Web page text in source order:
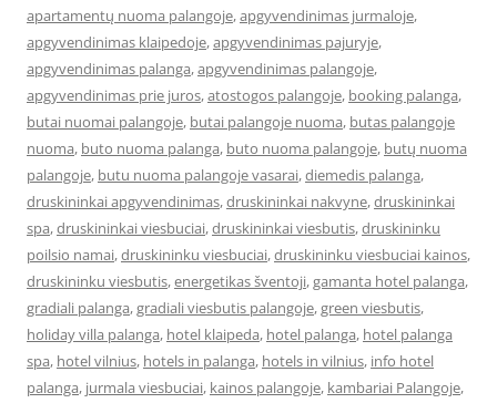
apartamentų nuoma palangoje,apgyvendinimas jurmaloje,
apgyvendinimas klaipedoje,apgyvendinimas pajuryje,
apgyvendinimas palanga,apgyvendinimas palangoje,
apgyvendinimas prie juros,atostogos palangoje, booking palanga,
butai nuomai palangoje, butai palangoje nuoma, butas palangoje
nuoma, buto nuoma palanga, buto nuoma palangoje, butų nuoma
palangoje, butu nuoma palangoje vasarai,diemedis palanga,
druskininkai apgyvendinimas,druskininkai nakvyne,druskininkai
spa,druskininkai viesbuciai,druskininkai viesbutis,druskininku
poilsio namai,druskininku viesbuciai,druskininku viesbuciai kainos,
druskininku viesbutis,energetikas šventoji,gamanta hotel palanga,
gradiali palanga,gradiali viesbutis palangoje,green viesbutis,
holiday villa palanga, hotel klaipeda, hotel palanga, hotel palanga
spa, hotel vilnius, hotels in palanga, hotels in vilnius, info hotel
palanga, jurmala viesbuciai, kainos palangoje, kambariai Palangoje,